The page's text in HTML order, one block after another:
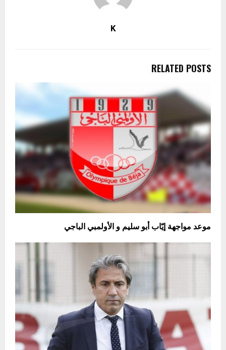
K
RELATED POSTS
موعد مواجهة إيّاب أبو سليم و الأولمبي الباجي